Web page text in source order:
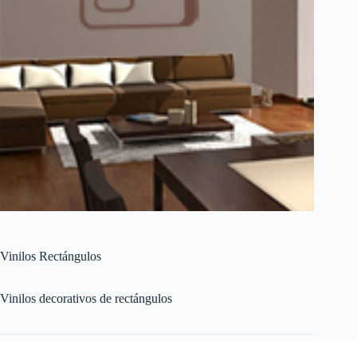
Vinilos Rectángulos
Vinilos decorativos de rectángulos